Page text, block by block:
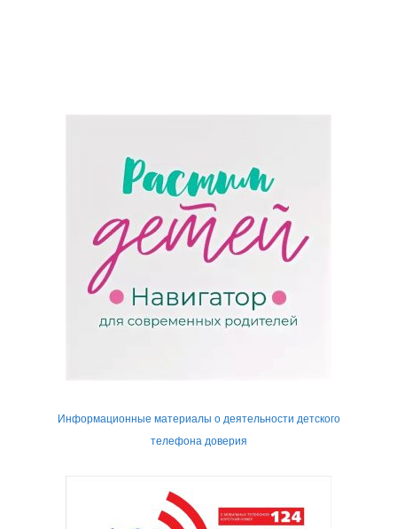
Информационные материалы о деятельности детского
телефона доверия